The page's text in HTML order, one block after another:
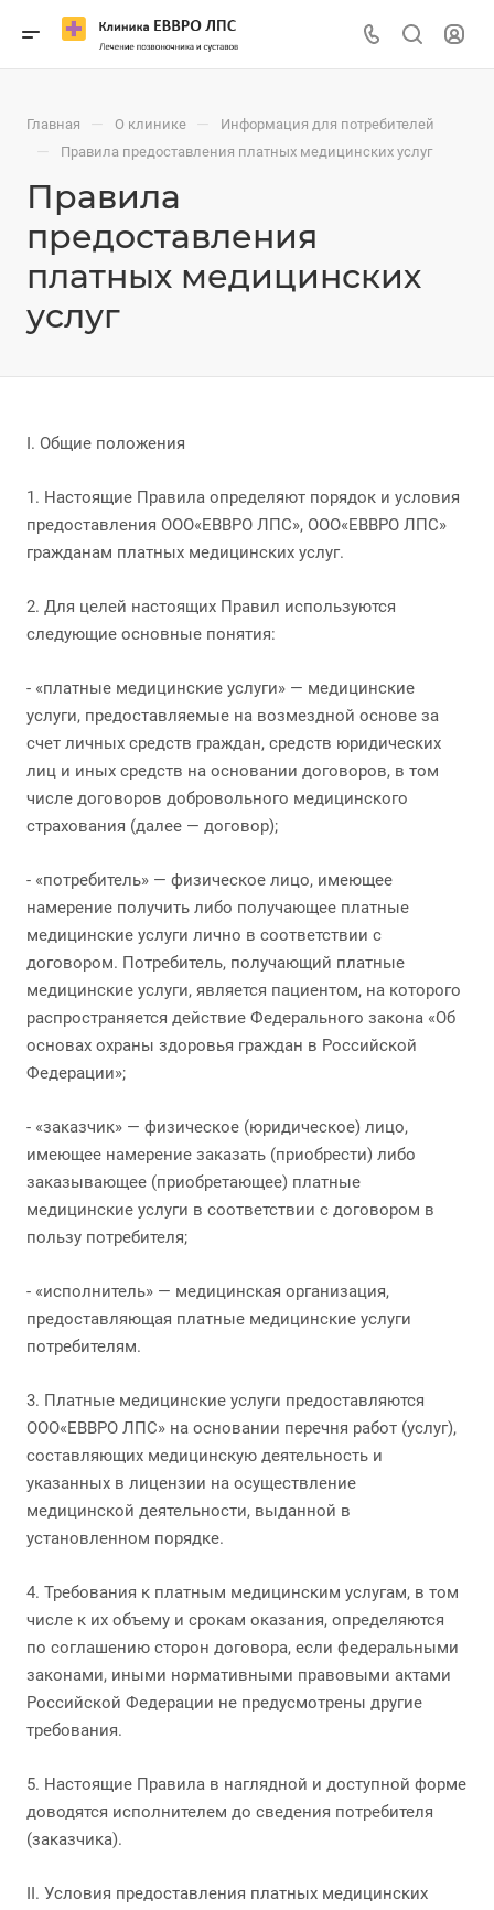
Главная — О клинике — Информация для потребителей
— Правила предоставления платных медицинских услуг
Правила
предоставления
платных медицинских
услуг
I. Общие положения
1. Настоящие Правила определяют порядок и условия
предоставления ООО«ЕВВРО ЛПС», ООО«ЕВВРО ЛПС»
гражданам платных медицинских услуг.
2. Для целей настоящих Правил используются
следующие основные понятия:
- «платные медицинские услуги» — медицинские
услуги, предоставляемые на возмездной основе за
счет личных средств граждан, средств юридических
лиц и иных средств на основании договоров, в том
числе договоров добровольного медицинского
страхования (далее — договор);
- «потребитель» — физическое лицо, имеющее
намерение получить либо получающее платные
медицинские услуги лично в соответствии с
договором. Потребитель, получающий платные
медицинские услуги, является пациентом, на которого
распространяется действие Федерального закона «Об
основах охраны здоровья граждан в Российской
Федерации»;
- «заказчик» — физическое (юридическое) лицо,
имеющее намерение заказать (приобрести) либо
заказывающее (приобретающее) платные
медицинские услуги в соответствии с договором в
пользу потребителя;
- «исполнитель» — медицинская организация,
предоставляющая платные медицинские услуги
потребителям.
3. Платные медицинские услуги предоставляются
ООО«ЕВВРО ЛПС» на основании перечня работ (услуг),
составляющих медицинскую деятельность и
указанных в лицензии на осуществление
медицинской деятельности, выданной в
установленном порядке.
4. Требования к платным медицинским услугам, в том
числе к их объему и срокам оказания, определяются
по соглашению сторон договора, если федеральными
законами, иными нормативными правовыми актами
Российской Федерации не предусмотрены другие
требования.
5. Настоящие Правила в наглядной и доступной форме
доводятся исполнителем до сведения потребителя
(заказчика).
II. Условия предоставления платных медицинских